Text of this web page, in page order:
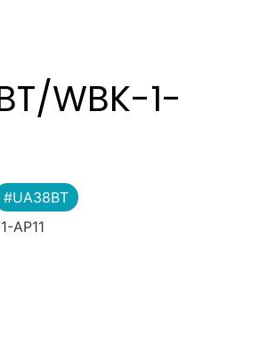
WBK-1-
#UA38BT
AP11